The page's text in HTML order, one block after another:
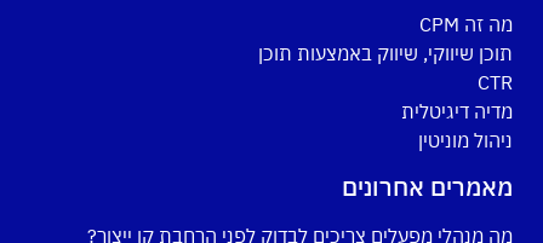
מה זה CPM
תוכן שיווקי, שיווק באמצעות תוכן
CTR
מדיה דיגיטלית
ניהול מוניטין
מאמרים אחרונים
מה מנהלי מפעלים צריכים לבדוק לפני הרחבת קו ייצור?